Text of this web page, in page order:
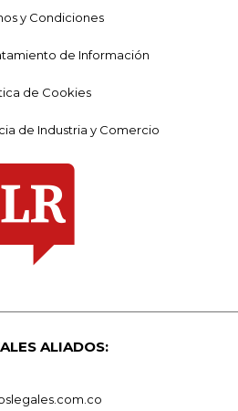
y Condiciones
de Información
de Cookies
de Industria y Comercio
ALIADOS: